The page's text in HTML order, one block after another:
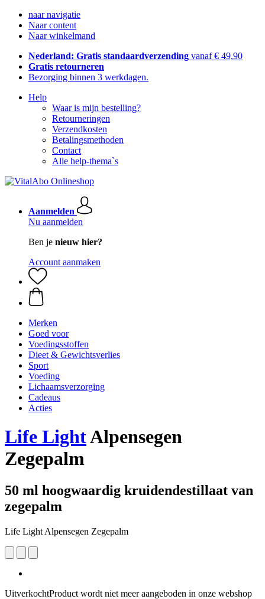
naar navigatie
Naar content
Naar winkelmand
Nederland: Gratis standaardverzending vanaf € 49,90
Gratis retourneren
Bezorging binnen 3 werkdagen.
Help
Waar is mijn bestelling?
Retourneringen
Verzendkosten
Betalingsmethoden
Contact
Alle help-thema`s
Aanmelden
Nu aanmelden
Ben je nieuw hier?
Account aanmaken
Merken
Goed voor
Voedingsstoffen
Dieet & Gewichtsverlies
Sport
Voeding
Lichaamsverzorging
Cadeaus
Acties
Life LightAlpensegen
Zegepalm
50 ml hoogwaardig kruidendestillaat van
zegepalm
Life Light Alpensegen Zegepalm
UitverkochtProduct wordt niet meer aangeboden in onze webshop